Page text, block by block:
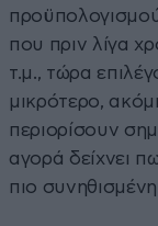
που πριν λίγα
τ.μ., τώρα
μικρότερο,
περιορίσουν
αγορά δείχνει
πιο